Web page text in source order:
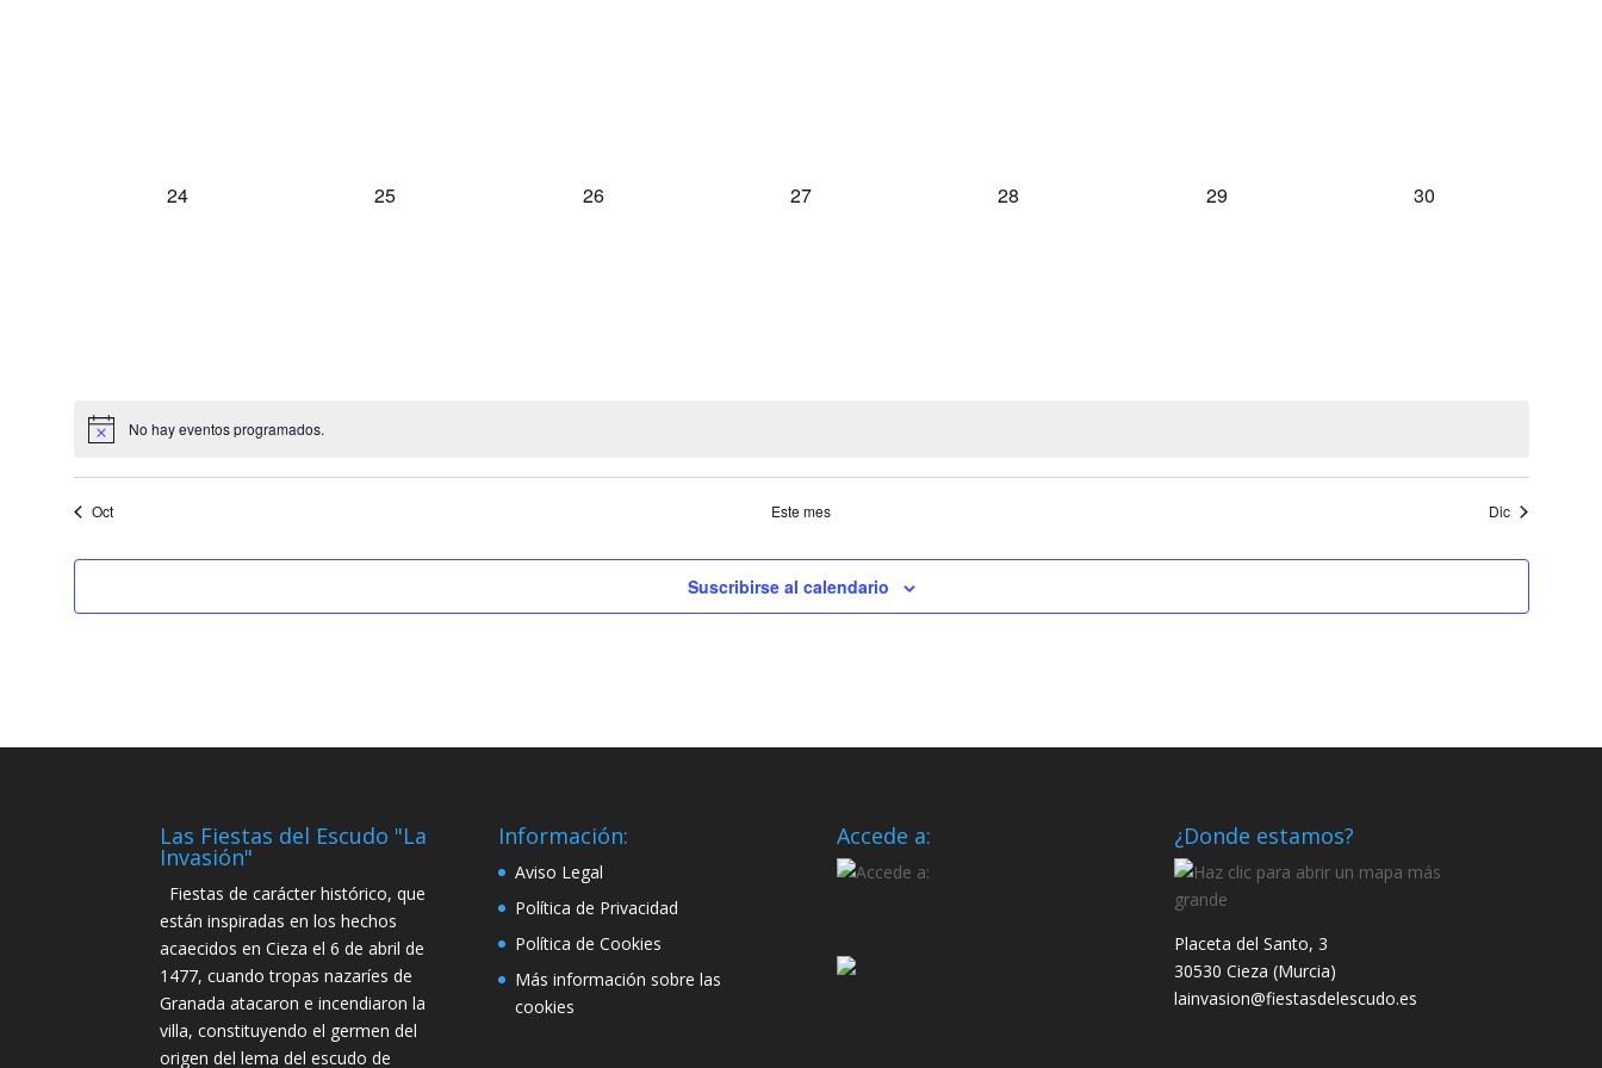
0
24
0
25
0
26
0
27
0
28
0
29
0
30
No hay eventos programados.
Oct Este mes Dic
Suscribirse al calendario
Las Fiestas del Escudo "La
Invasión"
Fiestas de carácter histórico, que
están inspiradas en los hechos
acaecidos en Cieza el 6 de abril de
1477, cuando tropas nazaríes de
Granada atacaron e incendiaron la
villa, constituyendo el germen del
origen del lema del escudo de
Información:
Aviso Legal
Política de Privacidad
Política de Cookies
Más información sobre las
cookies
Accede a: ¿Donde estamos?
Placeta del Santo, 3
30530 Cieza (Murcia)
lainvasion@fiestasdelescudo.es